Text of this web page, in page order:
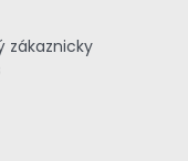
zákaznicky